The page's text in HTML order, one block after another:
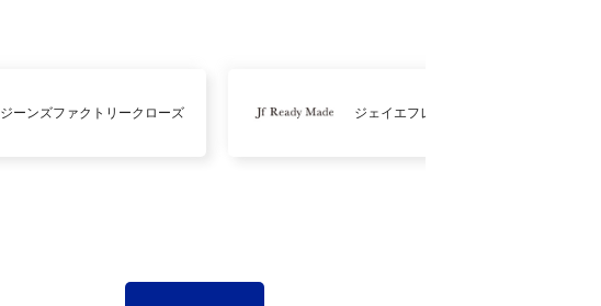
ジーンズファクトリークローズ ジェイエフレディメイド